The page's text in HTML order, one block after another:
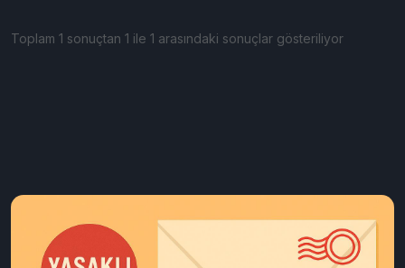
Toplam 1 sonuçtan 1 ile 1 arasındaki sonuçlar gösteriliyor